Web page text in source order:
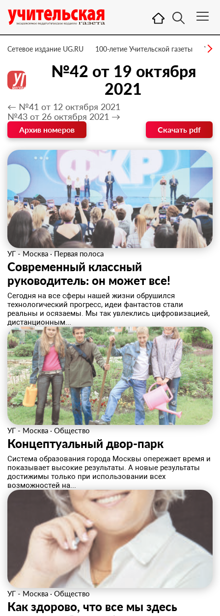
Сетевое издание UG.RU 100-летие Учительской газеты УГ –
№42 от 19 октября
2021
← №41 от 12 октября 2021
№43 от 26 октября 2021 →
Архив номеров Скачать pdf
УГ - Москва · Первая полоса
Современный классный
руководитель: он может все!
Сегодня на все сферы нашей жизни обрушился
технологический прогресс, идеи фантастов стали
реальны и осязаемы. Мы так увлеклись цифровизацией,
дистанционным...
УГ - Москва · Общество
Концептуальный двор-парк
Система образования города Москвы опережает время и
показывает высокие результаты. А новые результаты
достижимы только при использовании всех
возможностей на...
УГ - Москва · Общество
Как здорово, что все мы здесь